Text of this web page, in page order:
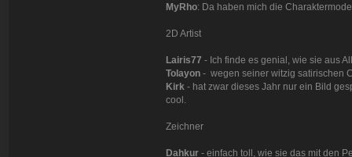
MyRho: Da haben mich die
2D Artist
Lairis77 - Ich finde es genial, wie sie aus
Tolayon- wegen seiner witzig satirischen
Kirk- hat zwar dieses Jahr nur ein Bild
cool.
Zeichner
Dahkur- einfach toll, wie sie das mit den